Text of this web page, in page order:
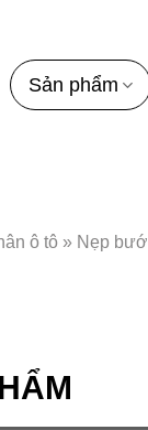
Sản phẩm
ô tô » Nẹp